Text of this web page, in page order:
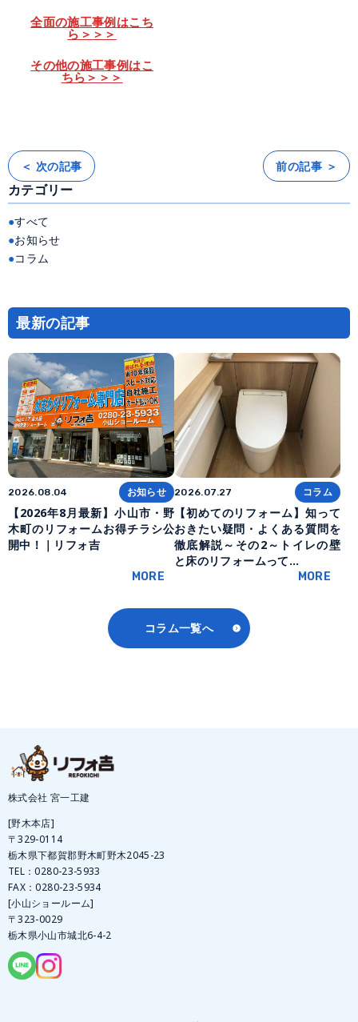
全面の施工事例はこち
ら＞＞＞
その他の施工事例はこ
ちら＞＞＞
投
稿
ナ
ビ
ゲ
ー
シ
ョ
ン
＜ 次の記事 前の記事 ＞
カテゴリー
すべて
お知らせ
コラム
最新の記事
2026.08.04 お知らせ
【2026年8月最新】小山市・野
木町のリフォームお得チラシ公
開中！｜リフォ吉
MORE
2026.07.27 コラム
【初めてのリフォーム】知って
おきたい疑問・よくある質問を
徹底解説～その2～トイレの壁
と床のリフォームって…
MORE
コラム一覧へ
株式会社 宮一工建
[野木本店]
〒329-0114
栃木県下都賀郡野木町野木2045-23
TEL：0280-23-5933
FAX：0280-23-5934
[小山ショールーム]
〒323-0029
栃木県小山市城北6-4-2